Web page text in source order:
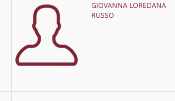
GIOVANNA LOREDANA
RUSSO